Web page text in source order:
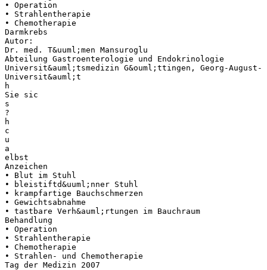
• Operation
• Strahlentherapie
• Chemotherapie
Darmkrebs
Autor:
Dr. med. T&uuml;men Mansuroglu
Abteilung Gastroenterologie und Endokrinologie
Universit&auml;tsmedizin G&ouml;ttingen, Georg-August-
Universit&auml;t
h
Sie sic
s
?
h
c
u
a
elbst
Anzeichen
• Blut im Stuhl
• bleistiftd&uuml;nner Stuhl
• krampfartige Bauchschmerzen
• Gewichtsabnahme
• tastbare Verh&auml;rtungen im Bauchraum
Behandlung
• Operation
• Strahlentherapie
• Chemotherapie
• Strahlen- und Chemotherapie
Tag der Medizin 2007